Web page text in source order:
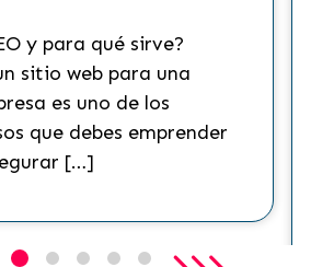
y para qué sirve?
sitio web para una
es uno de los
que debes emprender
[…]